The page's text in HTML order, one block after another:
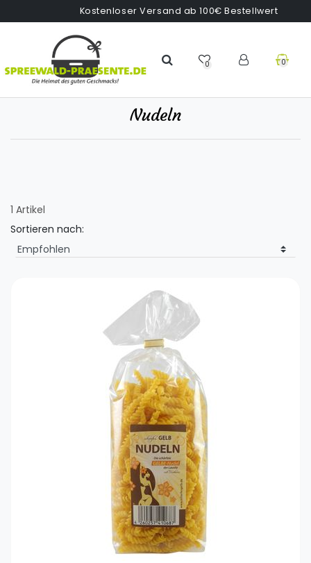
Kostenloser Versand ab 100€ Bestellwert
0 0
Nudeln
1 Artikel
Sortieren nach: